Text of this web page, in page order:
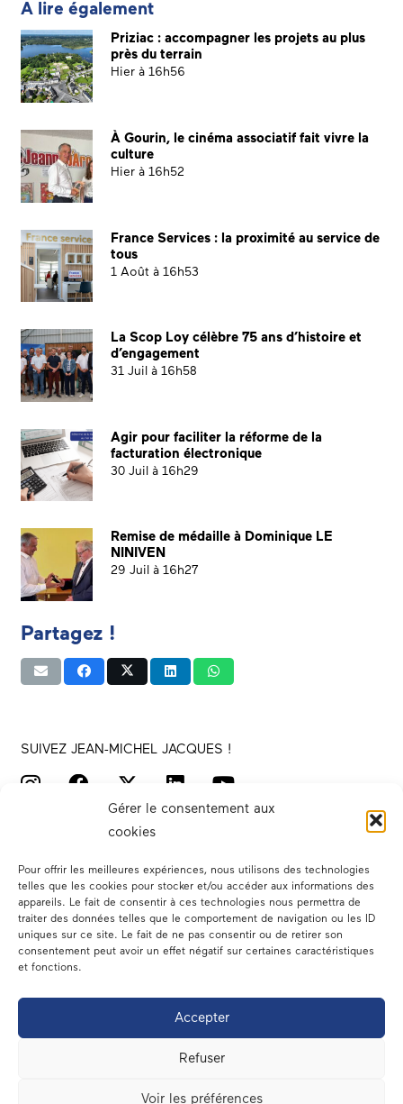
Gérer le consentement aux
cookies
Pour offrir les meilleures expériences, nous utilisons des technologies
telles que les cookies pour stocker et/ou accéder aux informations des
appareils. Le fait de consentir à ces technologies nous permettra de
traiter des données telles que le comportement de navigation ou les ID
uniques sur ce site. Le fait de ne pas consentir ou de retirer son
consentement peut avoir un effet négatif sur certaines caractéristiques
et fonctions.
Accepter
Refuser
Voir les préférences
A lire également
Priziac : accompagner les projets au plus
près du terrain
Hier à 16h56
À Gourin, le cinéma associatif fait vivre la
culture
Hier à 16h52
France Services : la proximité au service de
tous
1 Août à 16h53
La Scop Loy célèbre 75 ans d’histoire et
d’engagement
31 Juil à 16h58
Agir pour faciliter la réforme de la
facturation électronique
30 Juil à 16h29
Remise de médaille à Dominique LE
NINIVEN
29 Juil à 16h27
Partagez !
SUIVEZ JEAN-MICHEL JACQUES !
Votre député
Dans les médias
En circonscription
A l’assemblée